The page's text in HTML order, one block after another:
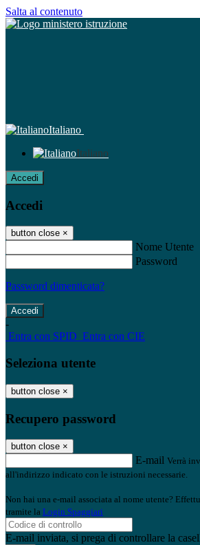
Salta al contenuto
Italiano
Italiano
Accedi
Accedi
button close ×
Nome Utente
Password
Password dimenticata?
-
Entra con SPID Entra con CIE
Seleziona utente
button close ×
Recupero password
button close ×
E-mail Verrà
all'indirizzo indicato con le istruzioni necessarie.
Non hai una e-mail associata al nome utente?
tramite la Login Spaggiari
E-mail inviata, si prega di controllare la